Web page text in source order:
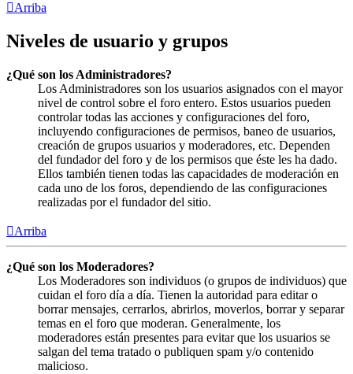
Arriba
Niveles de usuario y grupos
¿Qué son los Administradores?
Los Administradores son los usuarios asignados con el mayor
nivel de control sobre el foro entero. Estos usuarios pueden
controlar todas las acciones y configuraciones del foro,
incluyendo configuraciones de permisos, baneo de usuarios,
creación de grupos usuarios y moderadores, etc. Dependen
del fundador del foro y de los permisos que éste les ha dado.
Ellos también tienen todas las capacidades de moderación en
cada uno de los foros, dependiendo de las configuraciones
realizadas por el fundador del sitio.
Arriba
¿Qué son los Moderadores?
Los Moderadores son individuos (o grupos de individuos) que
cuidan el foro día a día. Tienen la autoridad para editar o
borrar mensajes, cerrarlos, abrirlos, moverlos, borrar y separar
temas en el foro que moderan. Generalmente, los
moderadores están presentes para evitar que los usuarios se
salgan del tema tratado o publiquen spam y/o contenido
malicioso.